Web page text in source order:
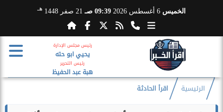
الخميس 09:39 صـ 21 صفر 1448 هـ
رئيس مجلس الإدارة
يحيي ابو حته
رئيس التحرير
هبة عبد الحفيظ
الرئيسية اقرأ الحادثة